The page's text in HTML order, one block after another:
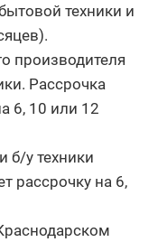
техники и
производителя
Рассрочка
6, 10 или 12
б/у техники
рассрочку на 6,